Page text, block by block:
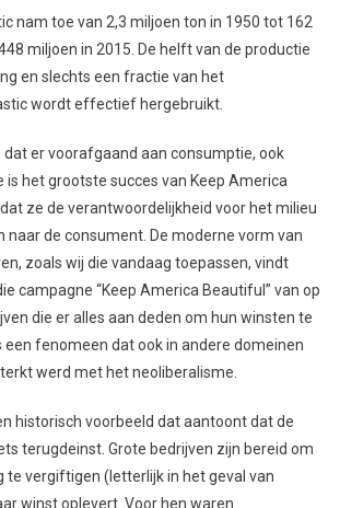
nam toe van 2,3 miljoen ton in 1950 tot 162
miljoen in 2015. De helft van de productie
en slechts een fractie van het
wordt effectief hergebruikt.
dat er voorafgaand aan consumptie, ook
is het grootste succes van Keep America
ze de verantwoordelijkheid voor het milieu
naar de consument. De moderne vorm van
zoals wij die vandaag toepassen, vindt
campagne “Keep America Beautiful” van op
die er alles aan deden om hun winsten te
een fenomeen dat ook in andere domeinen
werd met het neoliberalisme.
historisch voorbeeld dat aantoont dat de
terugdeinst. Grote bedrijven zijn bereid om
te vergiftigen (letterlijk in het geval van
winst oplevert. Voor hen waren